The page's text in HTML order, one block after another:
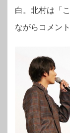
白。北村は「
ながらコメント